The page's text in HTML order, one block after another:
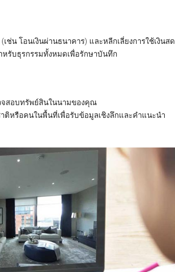
ช่น โอนเงินผ่านธนาคาร) และหลีกเลี่ยงการใช้เงินสด
หรับธุรกรรมทั้งหมดเพื่อรักษาบันทึก
สอบทรัพย์สินในนามของคุณ
ติหรือคนในพื้นที่เพื่อรับข้อมูลเชิงลึกและคำแนะนำ